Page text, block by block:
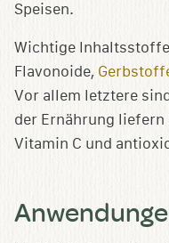
Speisen.
Wichtige
Flavonoide,
Vor allem letztere
der Ernährung liefern
Vitamin C und